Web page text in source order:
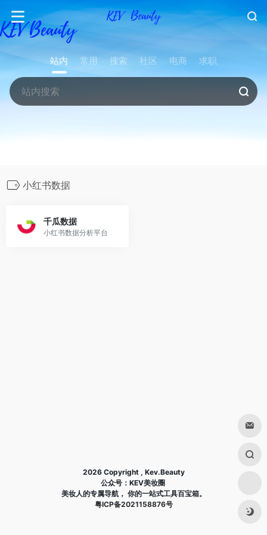
站内 常用 搜索 社区 电商 求职
小红书数据
千瓜数据
小红书数据分析平台
2026 Copyright , Kev.Beauty
公众号：KEV美妆圈
美妆人的专属导航， 你的一站式工具百宝箱。
粤ICP备2021158876号